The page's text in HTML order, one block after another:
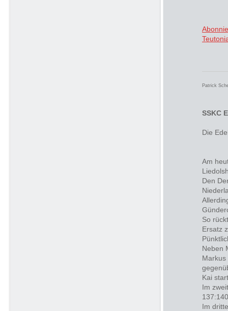
Patrick
SSKC
Die
Am
Den
So
Ersatz
Neben
Kai
Im
Im